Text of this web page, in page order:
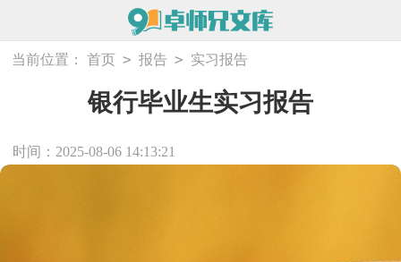
当前位置： 首页 > 报告 > 实习报告
银行毕业生实习报告
时间：2025-08-06 14:13:21